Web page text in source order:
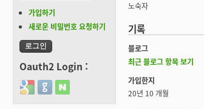
노숙자
기록
블로그
최근 블로그 항목 보기
가입한지
20년 10 개월
가입하기
새로운 비밀번호 요청하기
Oauth2 Login :
Login with Google
Login with GitHub
Login with Naver